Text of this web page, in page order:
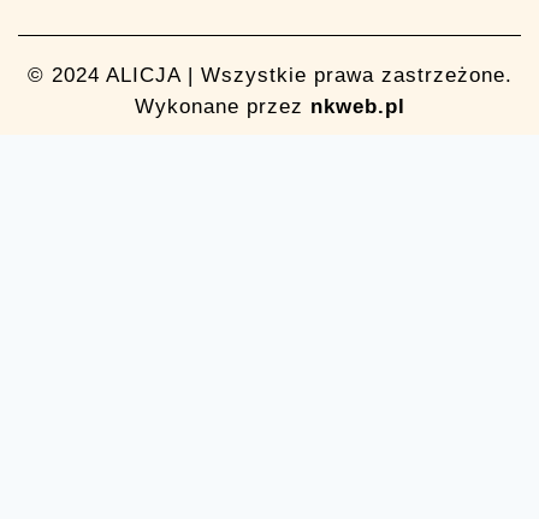
© 2024 ALICJA | Wszystkie prawa zastrzeżone.
Wykonane przez nkweb.pl